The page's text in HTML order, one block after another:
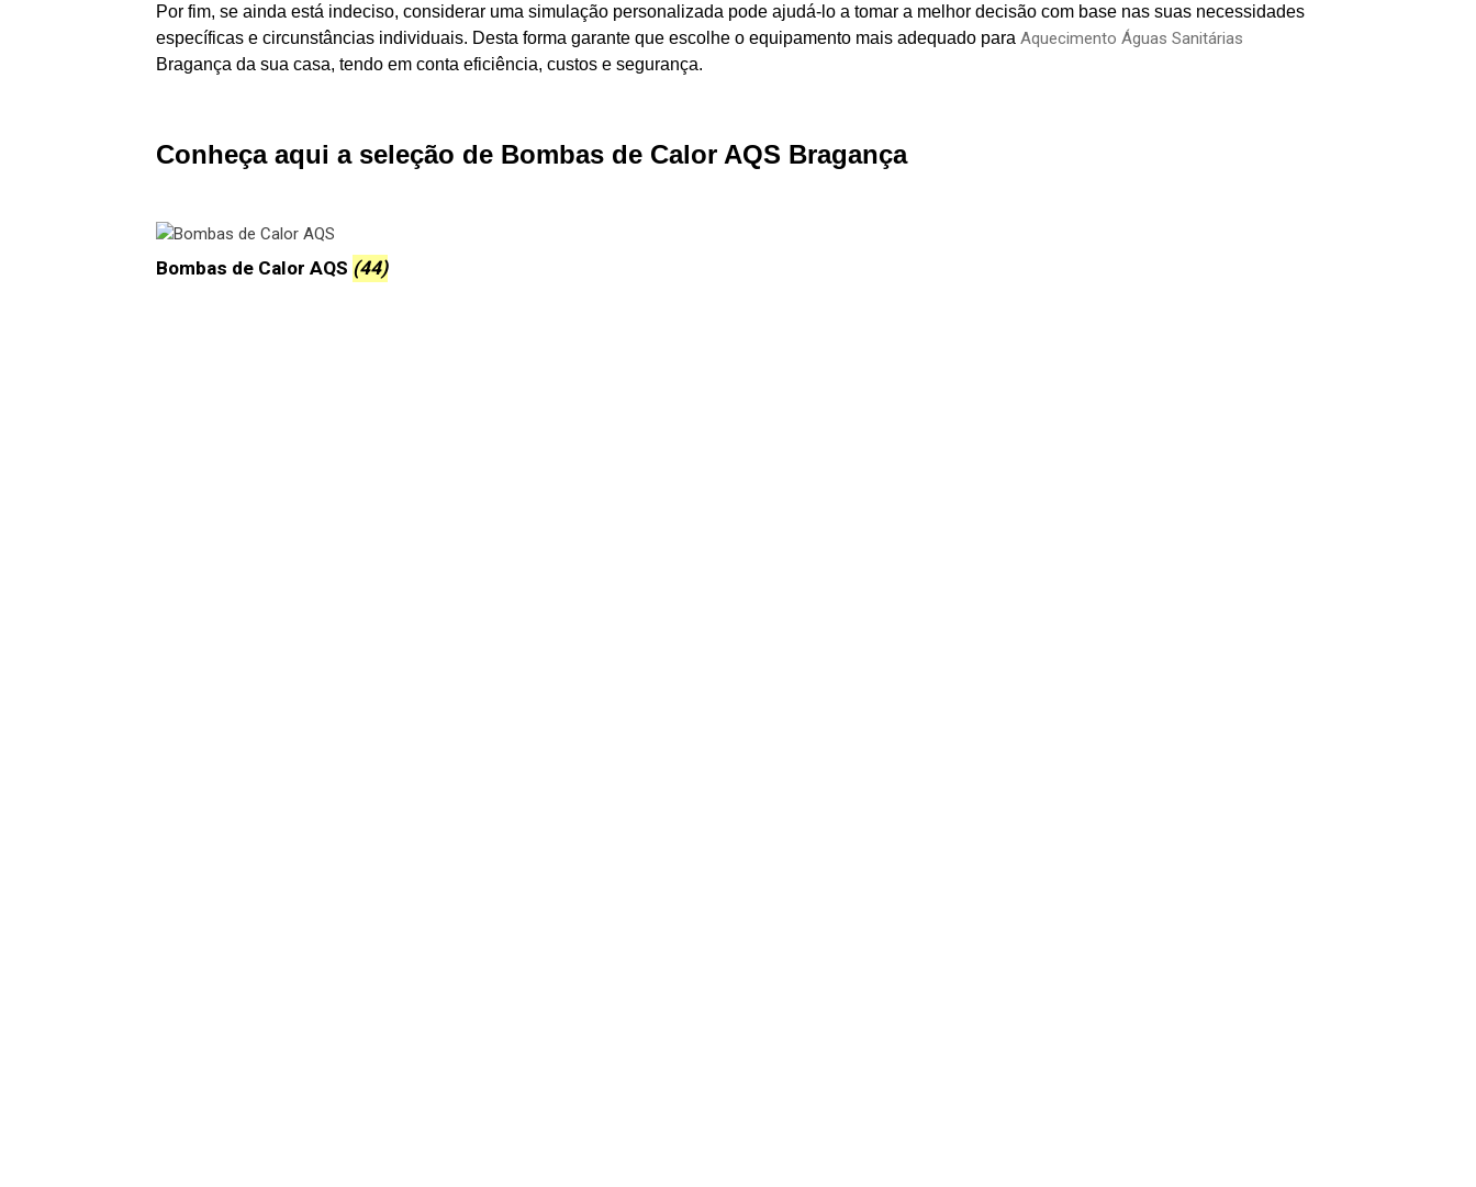
Por fim, se ainda está indeciso, considerar uma simulação personalizada pode ajudá-lo a tomar a melhor decisão com base nas suas necessidades
específicas e circunstâncias individuais. Desta forma garante que escolhe o equipamento mais adequado para Aquecimento Águas Sanitárias
Bragança da sua casa, tendo em conta eficiência, custos e segurança.
Conheça aqui a seleção de Bombas de Calor AQS Bragança
Bombas de Calor AQS (44)